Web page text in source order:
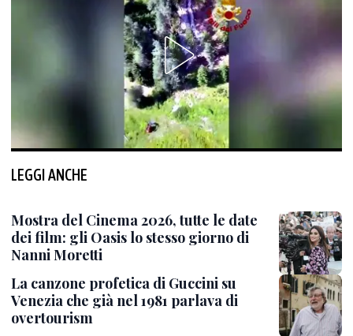
LEGGI ANCHE
Mostra del Cinema 2026, tutte le date
dei film: gli Oasis lo stesso giorno di
Nanni Moretti
La canzone profetica di Guccini su
Venezia che già nel 1981 parlava di
overtourism